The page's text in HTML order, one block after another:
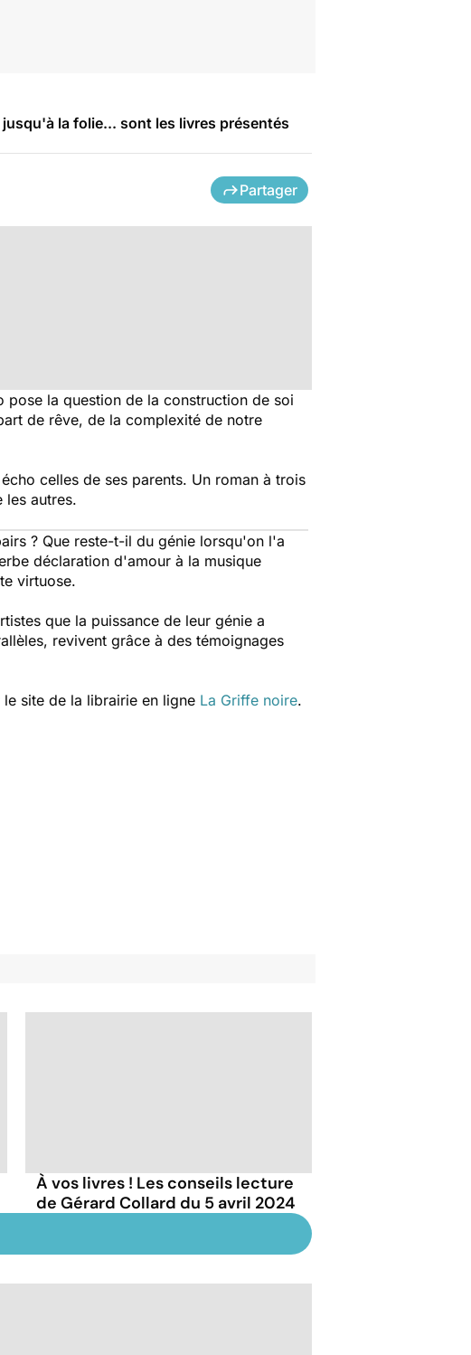
la folie... sont les livres présentés
Partager
la question de la construction de soi
de rêve, de la complexité de notre
celles de ses parents. Un roman à trois
autres.
? Que reste-t-il du génie lorsqu'on l'a
déclaration d'amour à la musique
virtuose.
que la puissance de leur génie a
revivent grâce à des témoignages
site de la librairie en ligne La Griffe noire.
À vos livres ! Les conseils lecture
de Gérard Collard du 5 avril 2024